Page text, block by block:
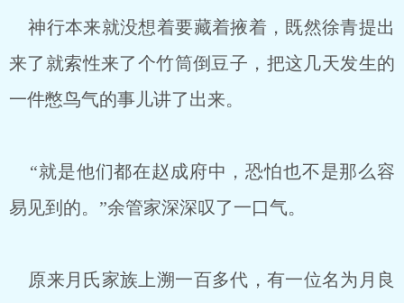
神行本来就没想着要藏着掖着，既然徐青提出
来了就索性来了个竹筒倒豆子，把这几天发生的
一件憋鸟气的事儿讲了出来。
“就是他们都在赵成府中，恐怕也不是那么容
易见到的。”余管家深深叹了一口气。
原来月氏家族上溯一百多代，有一位名为月良